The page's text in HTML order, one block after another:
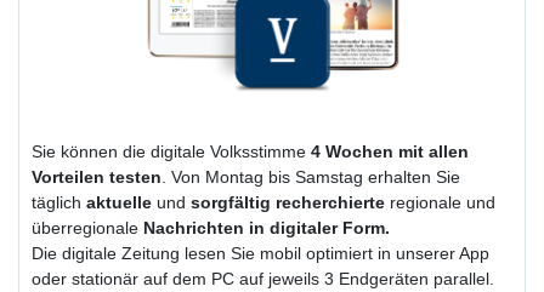
Sie können die digitale Volksstimme 4 Wochen mit allen
Vorteilen testen . Von Montag bis Samstag erhalten Sie
täglich aktuelle und sorgfältig recherchierte regionale und
überregionale Nachrichten in digitaler Form.
Die digitale Zeitung lesen Sie mobil optimiert in unserer App
oder stationär auf dem PC auf jeweils 3 Endgeräten parallel.